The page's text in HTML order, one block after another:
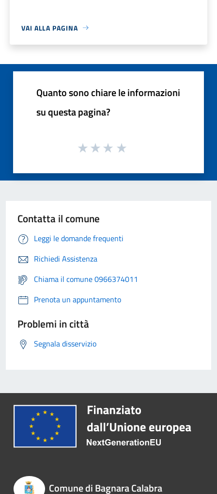
VAI ALLA PAGINA
Quanto sono chiare le informazioni
su questa pagina?
Contatta il comune
Leggi le domande frequenti
Richiedi Assistenza
Chiama il comune 0966374011
Prenota un appuntamento
Problemi in città
Segnala disservizio
Comune di Bagnara Calabra